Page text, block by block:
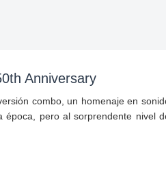
Anniversary
combo, un homenaje en
época, pero al sorprendente nivel